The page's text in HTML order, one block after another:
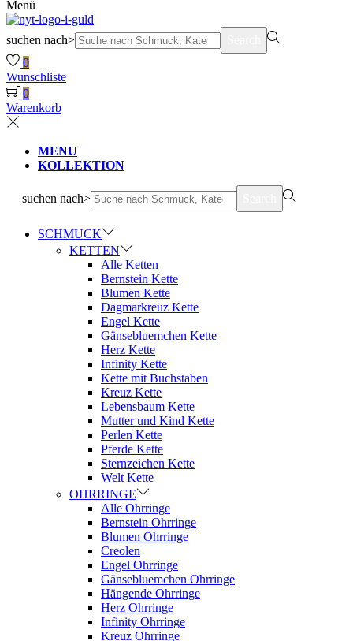
Menü
suchen nach>
0
Wunschliste
0
Warenkorb
MENU
KOLLEKTION
suchen nach>
SCHMUCK
KETTEN
Alle Ketten
Bernstein Kette
Blumen Kette
Dagmarkreuz Kette
Engel Kette
Gänsebluemchen Kette
Herz Kette
Infinity Kette
Kette mit Buchstaben
Kreuz Kette
Lebensbaum Kette
Mutter und Kind Kette
Perlen Kette
Pferde Kette
Sternzeichen Kette
Welt Kette
OHRRINGE
Alle Ohrringe
Bernstein Ohrringe
Blumen Ohrringe
Creolen
Engel Ohrringe
Gänsebluemchen Ohrringe
Hängende Ohrringe
Herz Ohrringe
Infinity Ohrringe
Kreuz Ohrringe